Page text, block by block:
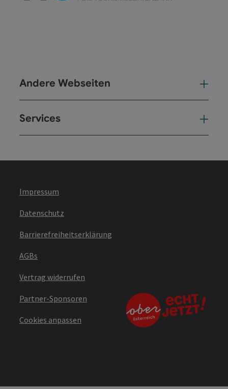
Andere Webseiten
Services
Impressum
Datenschutz
Barrierefreiheitserklärung
AGBs
Vertrag widerrufen
Partner-Sponsoren
Cookies anpassen